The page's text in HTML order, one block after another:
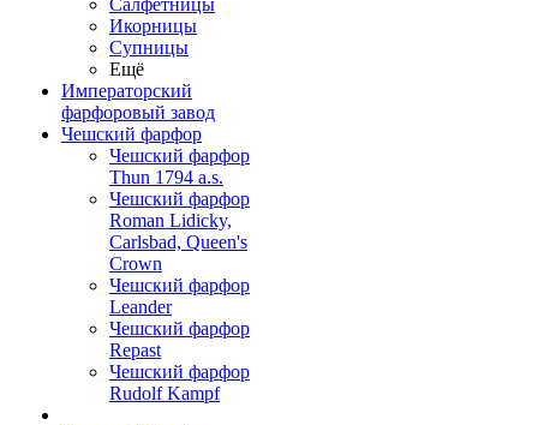
Салфетницы
Икорницы
Супницы
Ещё
Императорский
фарфоровый завод
Чешский фарфор
Чешский фарфор
Thun 1794 a.s.
Чешский фарфор
Roman Lidicky,
Carlsbad, Queen's
Crown
Чешский фарфор
Leander
Чешский фарфор
Repast
Чешский фарфор
Rudolf Kampf